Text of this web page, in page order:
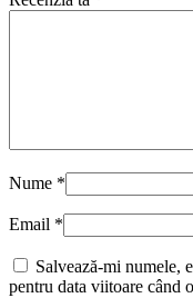
Nume *
Email *
Salvează-mi numele,
pentru data viitoare când